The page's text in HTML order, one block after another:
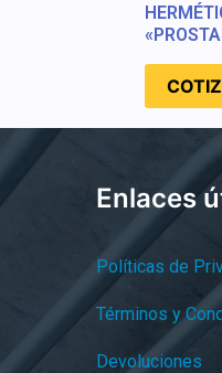
Enlaces
Políticas de
Términos y
Devoluciones